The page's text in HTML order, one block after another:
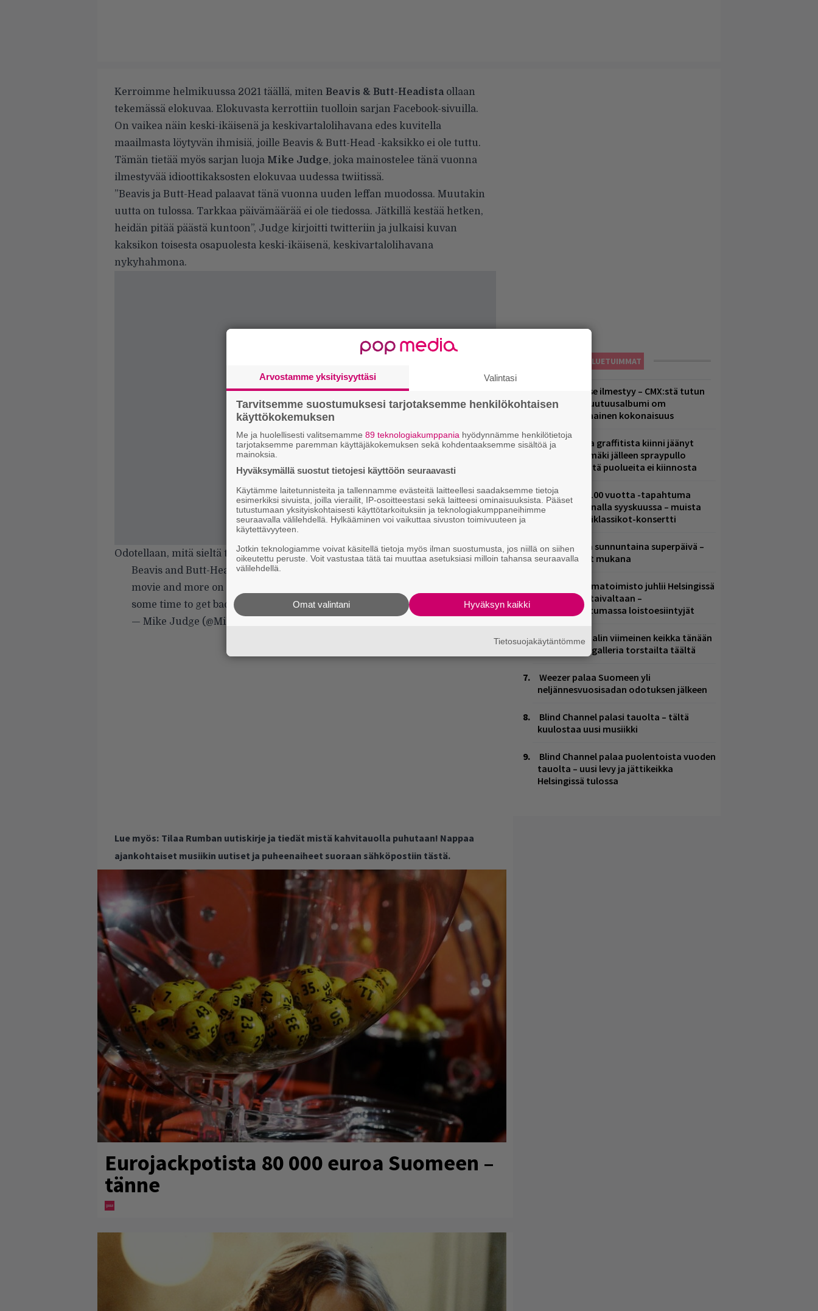
Kerroimme helmikuussa 2021 täällä, miten Beavis & Butt-Headistaollaan
tekemässä elokuvaa. Elokuvasta kerrottiin tuolloin sarjan Facebook-sivuilla.
On vaikea näin keski-ikäisenä ja keskivartalolihavana edes kuvitella
maailmasta löytyvän ihmisiä, joille Beavis & Butt-Head -kaksikko ei ole tuttu.
Tämän tietää myös sarjan luoja Mike Judge, joka mainostelee tänä vuonna
ilmestyvää idioottikaksosten elokuvaa uudessa twiitissä.
”Beavis ja Butt-Head palaavat tänä vuonna uuden leffan muodossa. Muutakin
uutta on tulossa. Tarkkaa päivämäärää ei ole tiedossa. Jätkillä kestää hetken,
heidän pitää päästä kuntoon”, Judge kirjoitti twitteriin ja julkaisi kuvan
kaksikon toisesta osapuolesta keski-ikäisenä, keskivartalolihavana
nykyhahmona.
Odotellaan, mitä sieltä tulee.
Beavis and Butt-Head will be returning this year with a brand new
movie and more on Paramount+. No exact date yet, but soon. They need
some time to get back in shape.
pic.twitter.com/tN5rePP9Kn
— Mike Judge (@MikeJudge)
Lue myös: Tilaa Rumban uutiskirje ja tiedät mistä kahvitauolla puhutaan! Nappaa
ajankohtaiset musiikin uutiset ja puheenaiheet suoraan sähköpostiin tästä.
Eurojackpotista 80 000 euroa Suomeen –
tänne
LUETUIMMAT
Huomenna se ilmestyy – CMX:stä tutun
A.W. Yrjänän uutuusalbumi om
mammuttimainen kokonaisuus
Laittomasta graffitista kiinni jäänyt
Paavo Arhinmäki jälleen spraypullo
kädessä – näitä puolueita ei kiinnosta
Valtava Yle 100 vuotta -tapahtuma
Veikkaus Arenalla syyskuussa – muista
myös metalliklassikot-konsertti
Tampereella sunnuntaina superpäivä –
nämä artistit mukana
Mainio ohjelmatoimisto juhlii Helsingissä
10-vuotista taivaltaan –
ilmaistapahtumassa loistoesiintyjät
Eppu Normaalin viimeinen keikka tänään
– katso kuvagalleria torstailta täältä
Weezer palaa Suomeen yli
neljännesvuosisadan odotuksen jälkeen
Blind Channel palasi tauolta – tältä
kuulostaa uusi musiikki
Blind Channel palaa puolentoista vuoden
tauolta – uusi levy ja jättikeikka
Helsingissä tulossa
Arvostamme yksityisyyttäsi Valintasi
Tarvitsemme suostumuksesi tarjotaksemme henkilökohtaisen
käyttökokemuksen
Me ja huolellisesti valitsemamme 89 teknologiakumppania hyödynnämme henkilötietoja
tarjotaksemme paremman käyttäjäkokemuksen sekä kohdentaaksemme sisältöä ja
mainoksia.
Hyväksymällä suostut tietojesi käyttöön seuraavasti
Käytämme laitetunnisteita ja tallennamme evästeitä laitteellesi saadaksemme tietoja
esimerkiksi sivuista, joilla vierailit, IP-osoitteestasi sekä laitteesi ominaisuuksista. Pääset
tutustumaan yksityiskohtaisesti käyttötarkoituksiin ja teknologiakumppaneihimme
seuraavalla välilehdellä. Hylkääminen voi vaikuttaa sivuston toimivuuteen ja
käytettävyyteen.
Jotkin teknologiamme voivat käsitellä tietoja myös ilman suostumusta, jos niillä on siihen
oikeutettu peruste. Voit vastustaa tätä tai muuttaa asetuksiasi milloin tahansa seuraavalla
välilehdellä.
Hyväksyn kaikki
Omat valintani
Tietosuojakäytäntömme